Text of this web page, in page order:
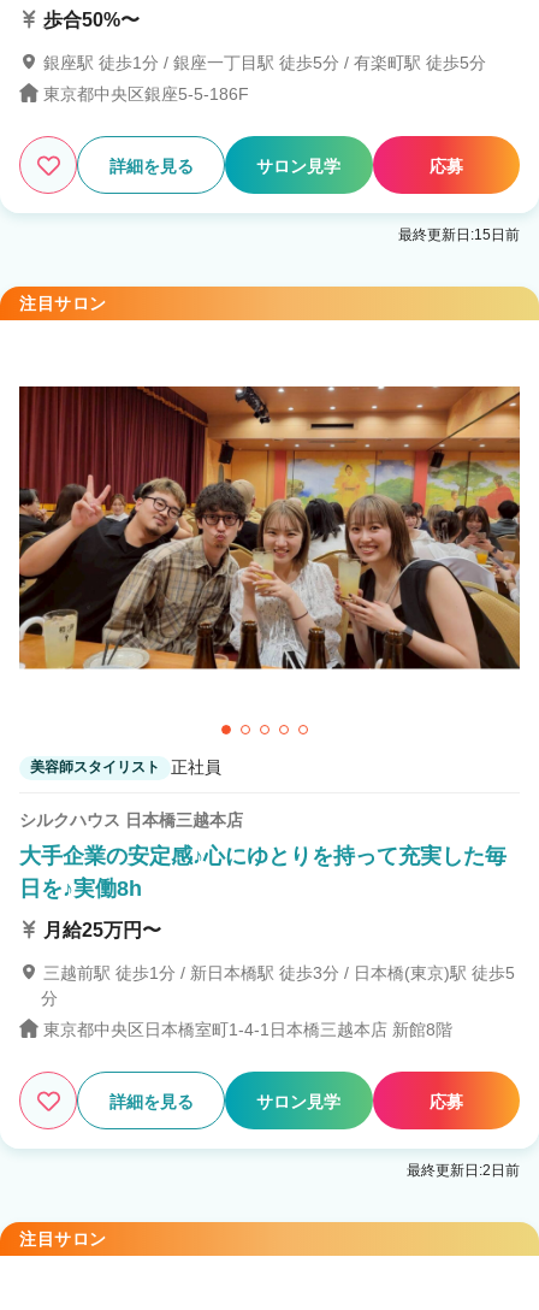
歩合50%〜
銀座駅 徒歩1分 / 銀座一丁目駅 徒歩5分 / 有楽町駅 徒歩5分
東京都中央区銀座5-5-186F
詳細を見る サロン見学 応募
最終更新日:15日前
注目サロン
美容師スタイリスト 正社員
シルクハウス 日本橋三越本店
大手企業の安定感♪心にゆとりを持って充実した毎
日を♪実働8h
月給25万円〜
三越前駅 徒歩1分 / 新日本橋駅 徒歩3分 / 日本橋(東京)駅 徒歩5
分
東京都中央区日本橋室町1-4-1日本橋三越本店 新館8階
詳細を見る サロン見学 応募
最終更新日:2日前
注目サロン